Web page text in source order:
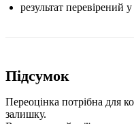
результат перевірений
Підсумок
Переоцінка потрібна для
залишку.